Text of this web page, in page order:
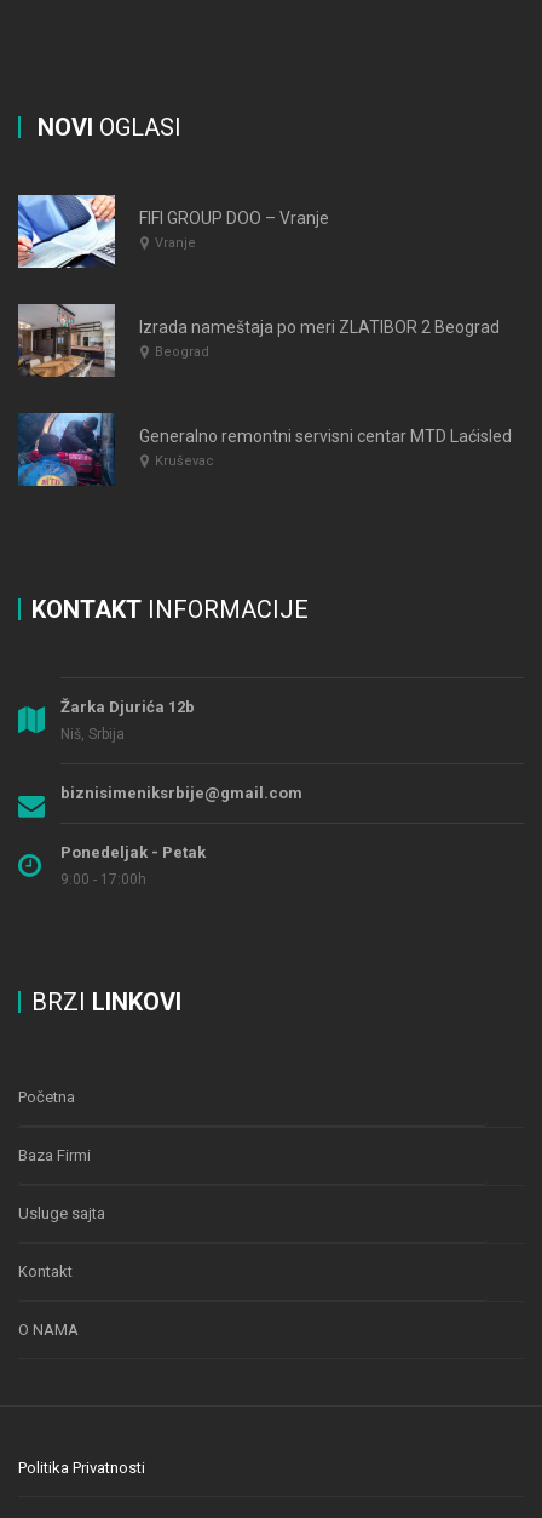
NOVI OGLASI
FIFI GROUP DOO – Vranje
Vranje
Izrada nameštaja po meri ZLATIBOR 2 Beograd
Beograd
Generalno remontni servisni centar MTD Laćisled
Kruševac
KONTAKT INFORMACIJE
Žarka Djurića 12b
Niš, Srbija
biznisimeniksrbije@gmail.com
Ponedeljak - Petak
9:00 - 17:00h
BRZI LINKOVI
Početna
Baza Firmi
Usluge sajta
Kontakt
O NAMA
Politika Privatnosti